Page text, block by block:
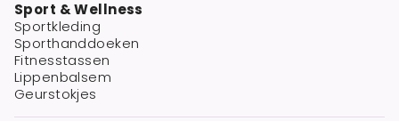
Sport & Wellness
Sportkleding
Sporthanddoeken
Fitnesstassen
Lippenbalsem
Geurstokjes